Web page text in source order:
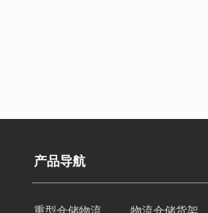
产品导航
物流仓储货架